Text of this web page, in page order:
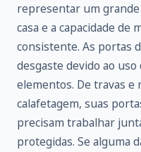
representar um grande
casa e a capacidade
consistente. As portas
desgaste devido ao uso
elementos. De travas e
calafetagem, suas
precisam trabalhar
protegidas. Se alguma